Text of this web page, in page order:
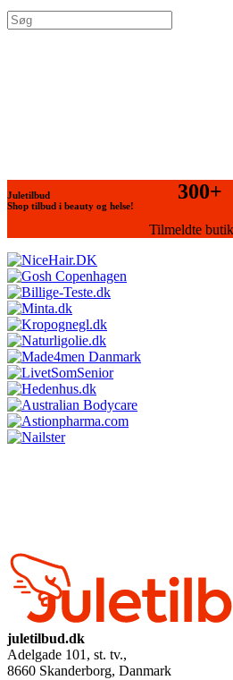
Juletilbud
Shop tilbud i beauty og helse!
300+
Tilmeldte
juletilbud.dk
Adelgade 101, st. tv.,
8660 Skanderborg, Danmark